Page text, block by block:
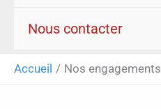
Nous contacter
Accueil Nos engagements